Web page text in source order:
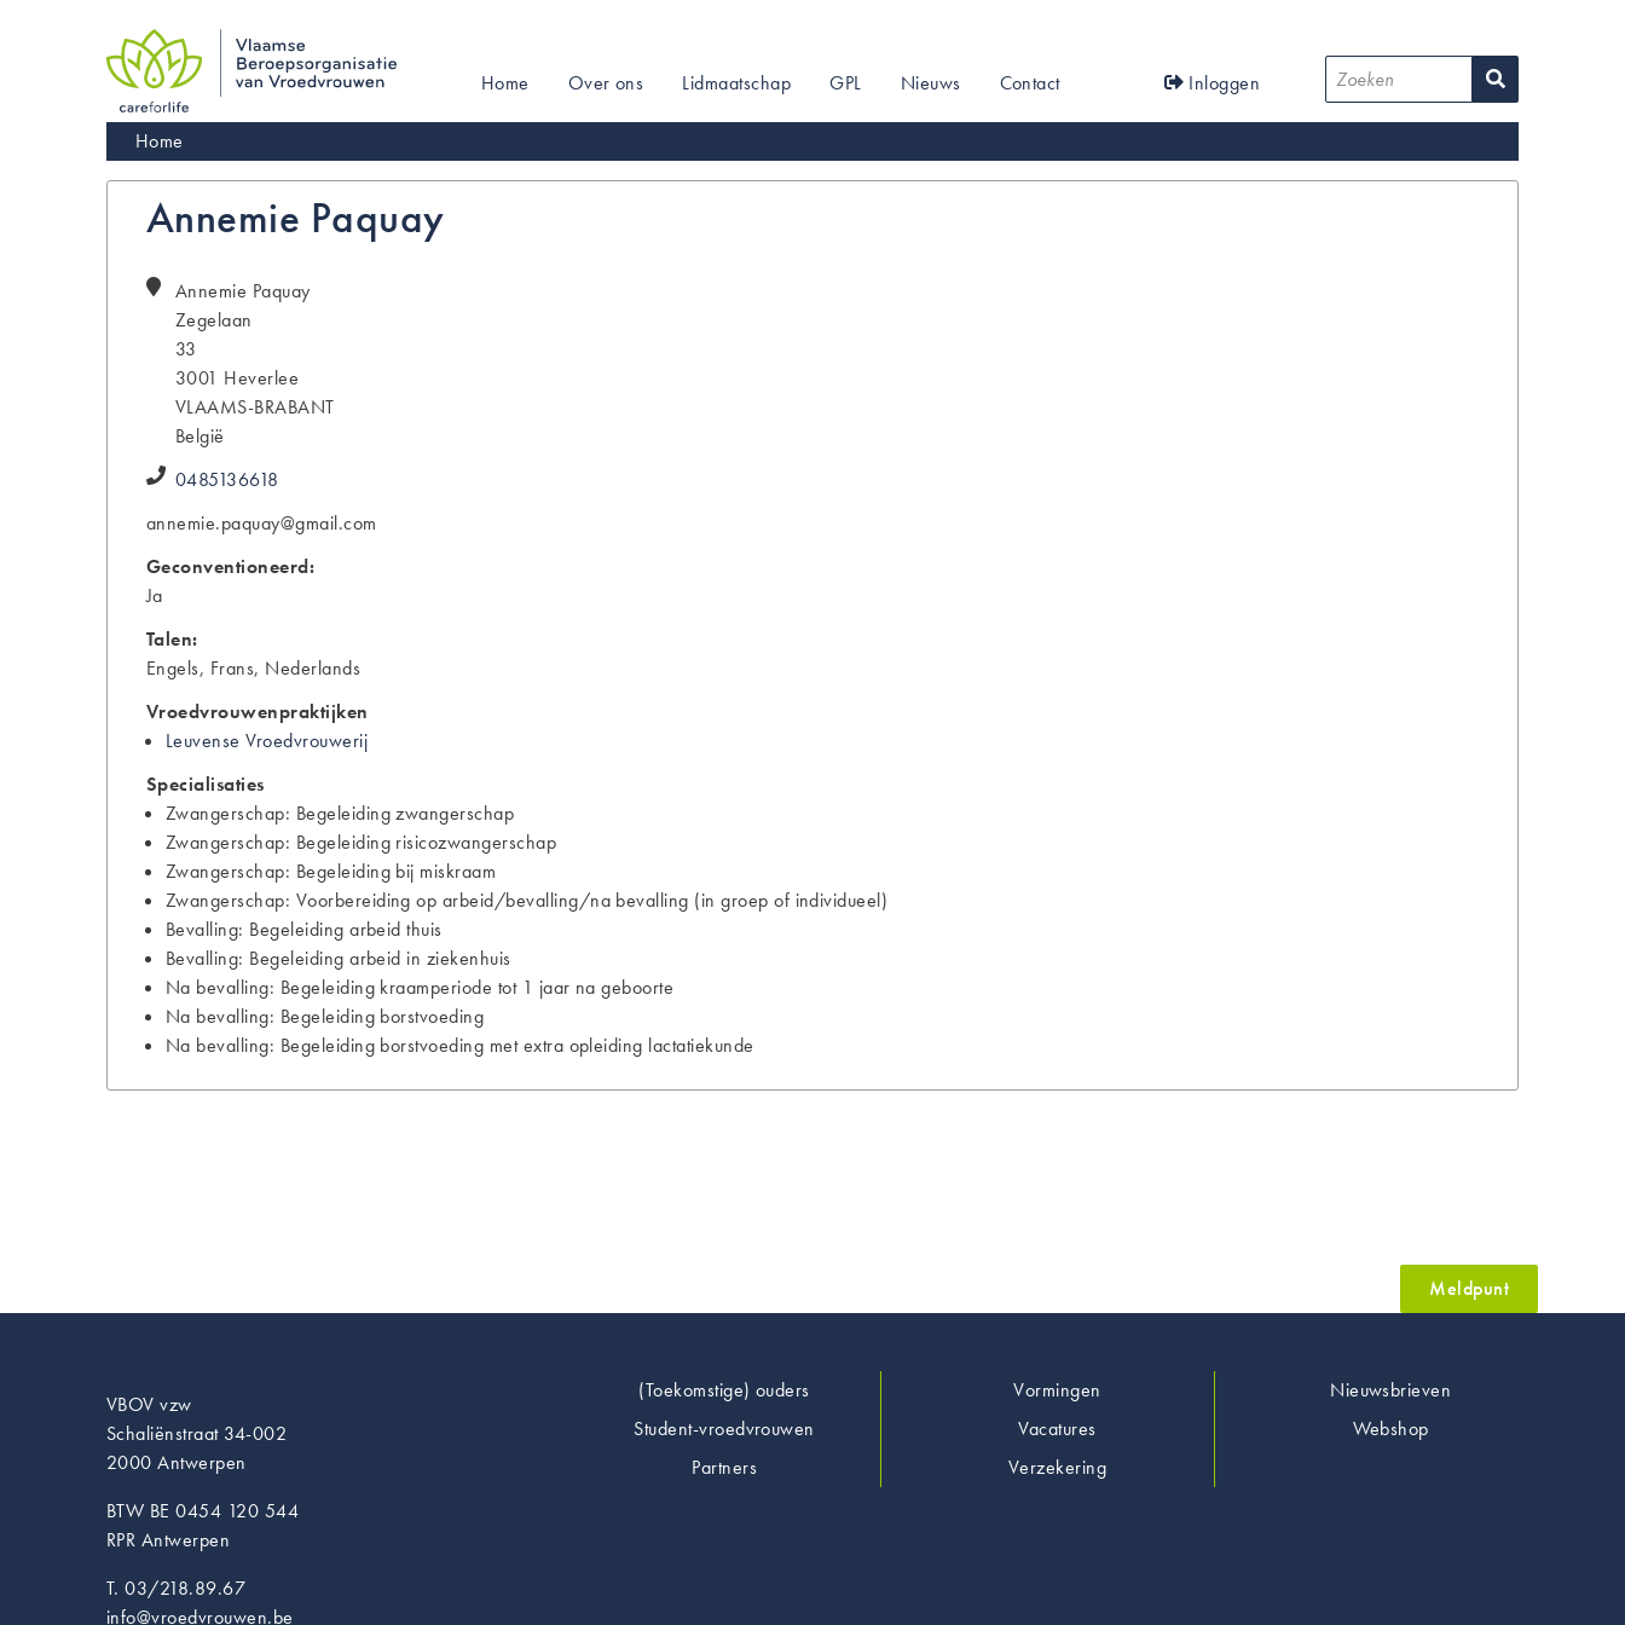
Main
navigation
Home Over ons Lidmaatschap GPL Nieuws Contact
User
account
menu
Inloggen
Kruimelpad
Home
Annemie Paquay
Annemie Paquay
Zegelaan
33
3001 Heverlee
VLAAMS-BRABANT
België
0485136618
annemie.paquay@gmail.com
Geconventioneerd:
Ja
Talen:
Engels, Frans, Nederlands
Vroedvrouwenpraktijken
Leuvense Vroedvrouwerij
Specialisaties
Zwangerschap: Begeleiding zwangerschap
Zwangerschap: Begeleiding risicozwangerschap
Zwangerschap: Begeleiding bij miskraam
Zwangerschap: Voorbereiding op arbeid/bevalling/na bevalling (in groep of individueel)
Bevalling: Begeleiding arbeid thuis
Bevalling: Begeleiding arbeid in ziekenhuis
Na bevalling: Begeleiding kraamperiode tot 1 jaar na geboorte
Na bevalling: Begeleiding borstvoeding
Na bevalling: Begeleiding borstvoeding met extra opleiding lactatiekunde
Meldpunt
VBOV vzw
Schaliënstraat 34-002
2000 Antwerpen
BTW BE 0454 120 544
RPR Antwerpen
T. 03/218.89.67
info@vroedvrouwen.be
Footer(Toekomstige) ouders
Student-vroedvrouwen
Partners
Vormingen
Vacatures
Verzekering
Nieuwsbrieven
Webshop